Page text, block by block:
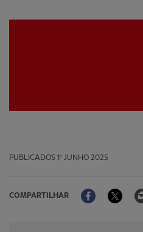
PUBLICADOS 1º JUNHO 2025
COMPARTILHAR
Facebook